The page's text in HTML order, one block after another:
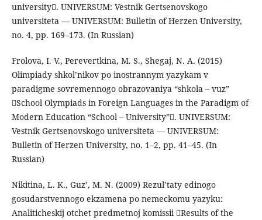
university. UNIVERSUM: Vestnik Gertsenovskogo
universiteta — UNIVERSUM: Bulletin of Herzen University,
no. 4, pp. 169–173. (In Russian)
Frolova, I. V., Perevertkina, M. S., Shegaj, N. A. (2015)
Olimpiady shkol’nikov po inostrannym yazykam v
paradigme sovremennogo obrazovaniya “shkola – vuz”
School Olympiads in Foreign Languages in the Paradigm of
Modern Education “School – University”. UNIVERSUM:
Vestnik Gertsenovskogo universiteta — UNIVERSUM:
Bulletin of Herzen University, no. 1–2, pp. 41–45. (In
Russian)
Nikitina, L. K., Guz’, M. N. (2009) Rezul’taty edinogo
gosudarstvennogo ekzamena po nemeckomu yazyku:
Analiticheskij otchet predmetnoj komissii Results of the